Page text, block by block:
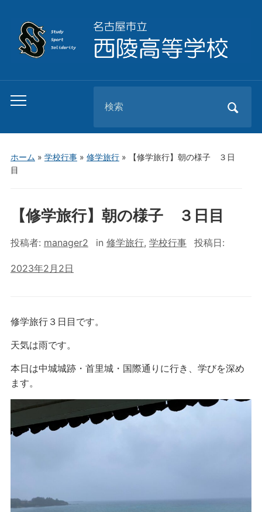
Toggle
menu
for:
ホーム » 学校行事» 修学旅行»
【修学旅行】朝の様子 ３日
目
【修学旅行】朝の様子 ３日目
投稿者: manager2 in 修学旅行, 学校行事 投稿日:
2023年2月2日
修学旅行３日目です。
天気は雨です。
本日は中城城跡・首里城・国際通りに行き、学びを深め
ます。